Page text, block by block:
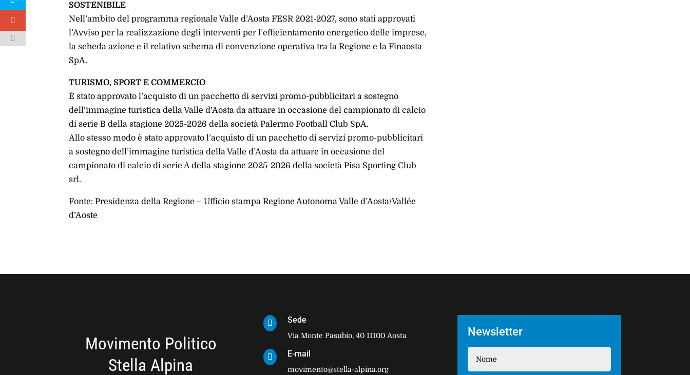
SOSTENIBILE
Nell’ambito del programma regionale Valle d’Aosta FESR 2021-2027, sono stati approvati
l’Avviso per la realizzazione degli interventi per l’efficientamento energetico delle imprese,
la scheda azione e il relativo schema di convenzione operativa tra la Regione e la Finaosta
SpA.
TURISMO, SPORT E COMMERCIO
È stato approvato l’acquisto di un pacchetto di servizi promo-pubblicitari a sostegno
dell’immagine turistica della Valle d’Aosta da attuare in occasione del campionato di calcio
di serie B della stagione 2025-2026 della società Palermo Football Club SpA.
Allo stesso modo è stato approvato l’acquisto di un pacchetto di servizi promo-pubblicitari
a sostegno dell’immagine turistica della Valle d’Aosta da attuare in occasione del
campionato di calcio di serie A della stagione 2025-2026 della società Pisa Sporting Club
srl.
Fonte: Presidenza della Regione – Ufficio stampa Regione Autonoma Valle d’Aosta/Vallée
d’Aoste
Movimento Politico
Stella Alpina
 Sede
Via Monte Pasubio, 40 11100 Aosta
 E-mail
movimento@stella-alpina.org
Newsletter